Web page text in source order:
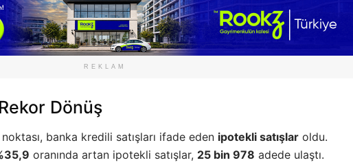
REKLAM
Dönüş
banka kredili satışları ifade eden ipotekli satışlar oldu.
oranında artan ipotekli satışlar, 25 bin 978 adede ulaştı.